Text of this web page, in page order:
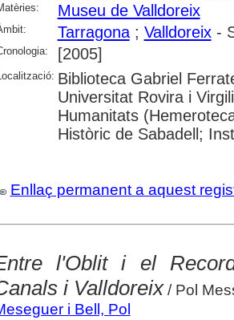
Museu de Valldoreix
Tarragona; Valldoreix-
[2005]
Biblioteca Gabriel
Universitat Rovira i
Humanitats
Històric de Sabadell;
Enllaç permanent a aquest
l'Oblit i el
i Valldoreix/ Pol
i Bell, Pol